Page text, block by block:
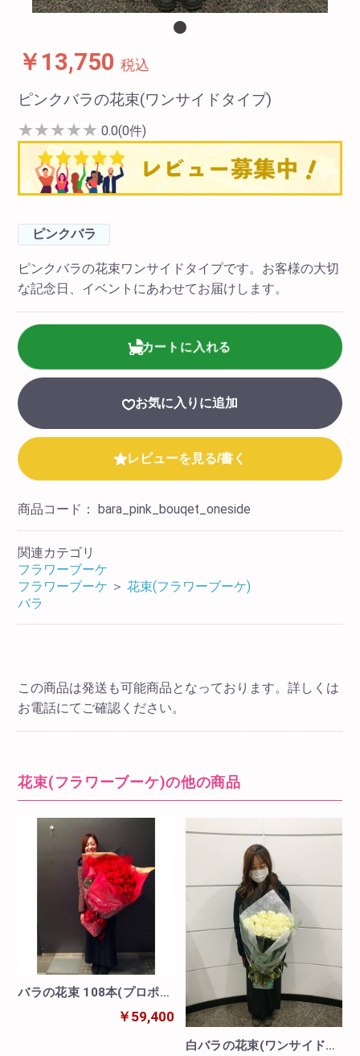
￥13,750 税込
ピンクバラの花束(ワンサイドタイプ)
★★★★★ 0.0(0件)
ピンクバラ
ピンクバラの花束ワンサイドタイプです。お客様の大切
な記念日、イベントにあわせてお届けします。
カートに入れる
お気に入りに追加
レビューを見る/書く
商品コード： bara_pink_bouqet_oneside
関連カテゴリ
フラワーブーケ
フラワーブーケ ＞ 花束(フラワーブーケ)
バラ
この商品は発送も可能商品となっております。詳しくは
お電話にてご確認ください。
花束(フラワーブーケ)の他の商品
バラの花束 108本(プロポー
￥59,400
白バラの花束(ワンサイドタ